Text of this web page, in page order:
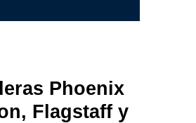
Phoenix
Flagstaff y